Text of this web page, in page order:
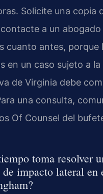
Solicite una copia
a un abogado
cuanto antes, porque
en un caso sujeto a
de Virginia debe
una consulta,
Of Counsel del
toma resolver
impacto lateral en